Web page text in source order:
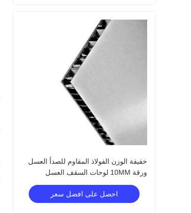
خفيفة الوزن الفولاذ المقاوم للصدأ العسل
ورقة 10MM لوحات السقف العسل
احصل على افضل سعر